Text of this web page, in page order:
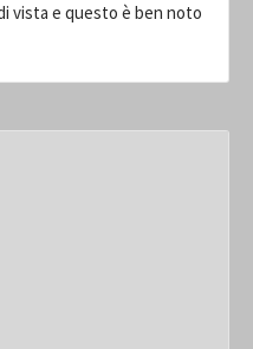
vista e questo è ben noto